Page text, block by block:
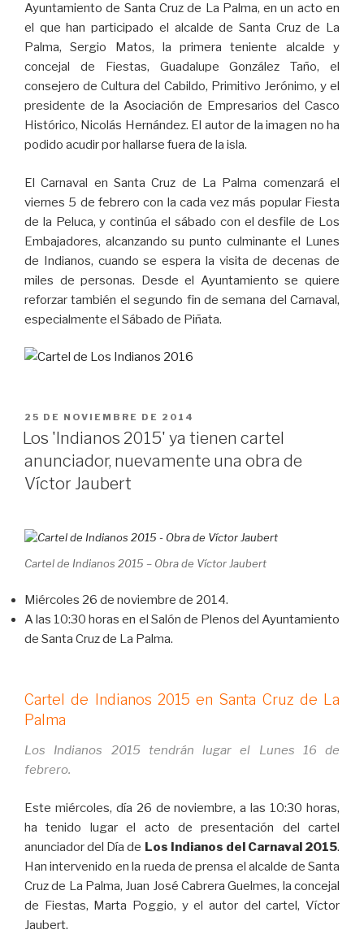
Ayuntamiento de Santa Cruz de La Palma, en un acto en
el que han participado el alcalde de Santa Cruz de La
Palma, Sergio Matos, la primera teniente alcalde y
concejal de Fiestas, Guadalupe González Taño, el
consejero de Cultura del Cabildo, Primitivo Jerónimo, y el
presidente de la Asociación de Empresarios del Casco
Histórico, Nicolás Hernández. El autor de la imagen no ha
podido acudir por hallarse fuera de la isla.
El Carnaval en Santa Cruz de La Palma comenzará el
viernes 5 de febrero con la cada vez más popular Fiesta
de la Peluca, y continúa el sábado con el desfile de Los
Embajadores, alcanzando su punto culminante el Lunes
de Indianos, cuando se espera la visita de decenas de
miles de personas. Desde el Ayuntamiento se quiere
reforzar también el segundo fin de semana del Carnaval,
especialmente el Sábado de Piñata.
PUBLICADO
EL
25 DE NOVIEMBRE DE 2014
Los 'Indianos 2015' ya tienen cartel
anunciador, nuevamente una obra de
Víctor Jaubert
Cartel de Indianos 2015 – Obra de Víctor Jaubert
Miércoles 26 de noviembre de 2014.
A las 10:30 horas en el Salón de Plenos del Ayuntamiento
de Santa Cruz de La Palma.
Cartel de Indianos 2015 en Santa Cruz de La
Palma
Los Indianos 2015 tendrán lugar el Lunes 16 de
febrero.
Este miércoles, día 26 de noviembre, a las 10:30 horas,
ha tenido lugar el acto de presentación del cartel
anunciador del Día de Los Indianos del Carnaval 2015.
Han intervenido en la rueda de prensa el alcalde de Santa
Cruz de La Palma, Juan José Cabrera Guelmes, la concejal
de Fiestas, Marta Poggio, y el autor del cartel, Víctor
Jaubert.